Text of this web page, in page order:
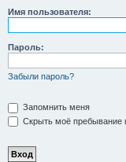
Имя пользователя:
Пароль:
Забыли пароль?
Запомнить меня
Скрыть моё пребывание